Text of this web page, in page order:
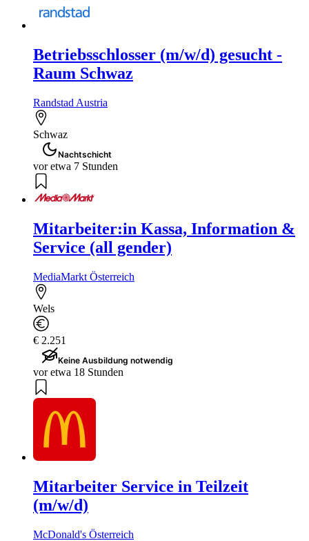
Betriebsschlosser (m/w/d) gesucht -
Raum Schwaz
Randstad Austria
Schwaz
Nachtschicht
vor etwa 7 Stunden
Mitarbeiter:in Kassa, Information &
Service (all gender)
MediaMarkt Österreich
Wels
€ 2.251
Keine Ausbildung notwendig
vor etwa 18 Stunden
Mitarbeiter Service in Teilzeit
(m/w/d)
McDonald's Österreich